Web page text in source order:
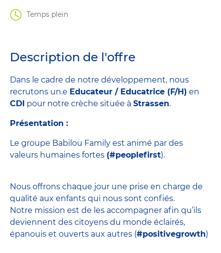
Temps plein
Description de l'offre
Dans le cadre de notre développement, nous
recrutons un.e Educateur / Educatrice (F/H) en
CDI pour notre crèche située à Strassen.
Présentation :
Le groupe Babilou Family est animé par des
valeurs humaines fortes (#peoplefirst).
Nous offrons chaque jour une prise en charge de
qualité aux enfants qui nous sont confiés.
Notre mission est de les accompagner afin qu’ils
deviennent des citoyens du monde éclairés,
épanouis et ouverts aux autres (#positivegrowth)